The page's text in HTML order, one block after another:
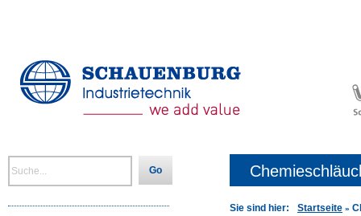
Go
Sie sind hier: Startseite »